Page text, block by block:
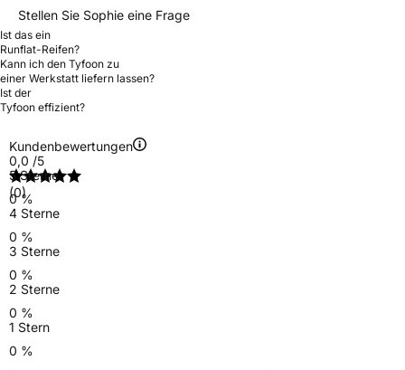
Stellen Sie Sophie eine Frage
Ist das ein
Runflat-Reifen?
Kann ich den Tyfoon zu
einer Werkstatt liefern lassen?
Ist der
Tyfoon effizient?
Kundenbewertungen
0,0 /5
(0)
5 Sterne
0 %
4 Sterne
0 %
3 Sterne
0 %
2 Sterne
0 %
1 Stern
0 %